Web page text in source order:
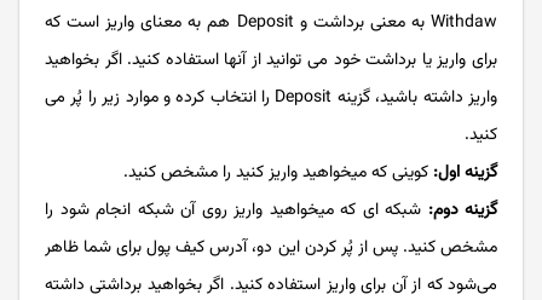
Withdaw به معنی برداشت و Deposit هم به معنای واریز است که
برای واریز یا برداشت خود می توانید از آن­ها استفاده کنید. اگر بخواهید
واریز داشته باشید، گزینه Deposit را انتخاب کرده و موارد زیر را پُر می
کنید.
گزینه اول: کوینی که می­خواهید واریز کنید را مشخص کنید.
گزینه دوم: شبکه ای که می­خواهید واریز روی آن شبکه انجام شود را
مشخص کنید. پس از پُر کردن این دو، آدرس کیف پول برای شما ظاهر
می­‌شود که از آن برای واریز استفاده کنید. اگر بخواهید برداشتی داشته